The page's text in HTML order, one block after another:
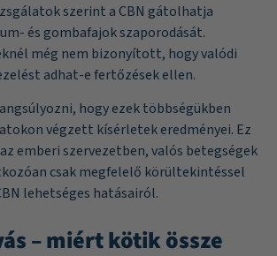
szerint a CBN gátolhatja
és gombafajok szaporodását.
még nem bizonyított, hogy valódi
adhat-e fertőzések ellen.
hogy ezek többségükben
végzett kísérletek eredményei. Ez
emberi szervezetben, valós betegségek
csak megfelelő körültekintéssel
lehetséges hatásairól.
– miért kötik össze